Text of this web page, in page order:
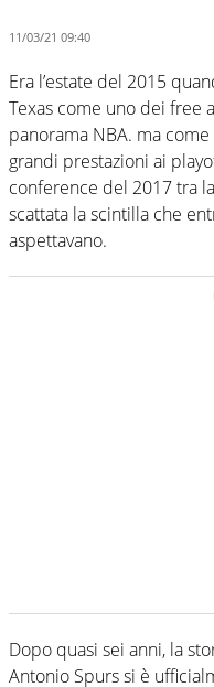
11/03/21 09:40
Era l’estate del 2015
Texas come uno dei free
panorama NBA. ma
grandi prestazioni ai
conference del 2017 tra
scattata la scintilla che
aspettavano.
Dopo quasi sei anni, la
Antonio Spurs si è